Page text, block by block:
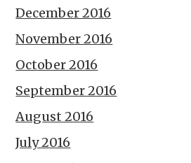
December 2016
November 2016
October 2016
September 2016
August 2016
July 2016